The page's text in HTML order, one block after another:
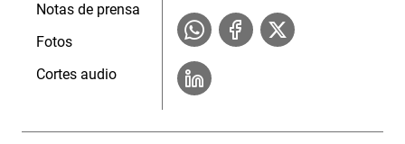
Notas de prensa
Fotos
Cortes audio